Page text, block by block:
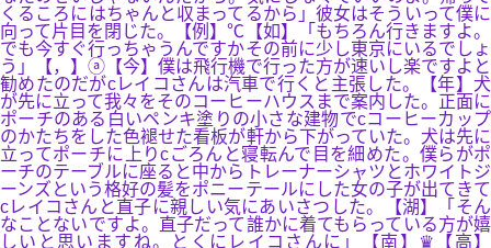
くるころにはちゃんと収まってるから」彼女はそういって僕に
向って片目を閉じた。【例】℃【如】「もちろん行きますよ。
でも今すぐ行っちゃうんですかその前に少し東京にいるでしょ
う」【，】ⓐ【今】僕は飛行機で行った方が速いし楽ですよと
勧めたのだがcレイコさんは汽車で行くと主張した。【年】犬
が先に立って我々をそのコーヒーハウスまで案内した。正面に
ポーチのある白いペンキ塗りの小さな建物でcコーヒーカップ
のかたちをした色褪せた看板が軒から下がっていた。犬は先に
立ってポーチに上りcごろんと寝転んで目を細めた。僕らがポ
ーチのテーブルに座ると中からトレーナーシャツとホワイトジ
ーンズという格好の髪をポニーテールにした女の子が出てきて
cレイコさんと直子に親しい気にあいさつした。【湖】「そん
なことないですよ。直子だって誰かに着てもらっている方が嬉
しいと思いますね。とくにレイコさんに」【南】♛【高】